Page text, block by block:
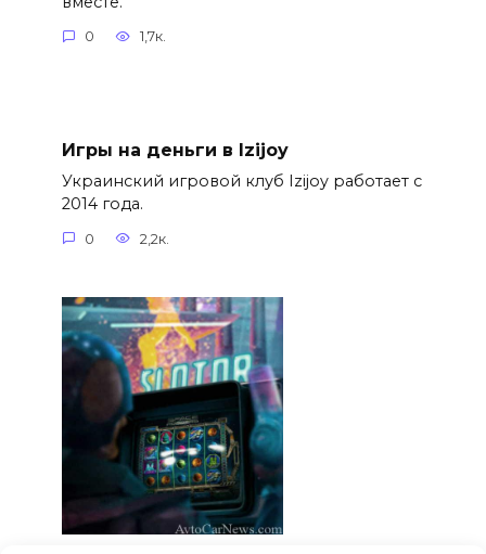
0 1,7к.
Игры на деньги в Izijoy
Украинский игровой клуб Izijoy работает с
2014 года.
0 2,2к.